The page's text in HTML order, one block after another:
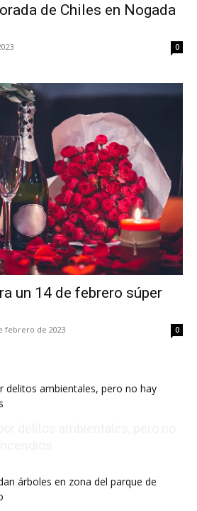
de Chiles en Nogada
0
un 14 de febrero súper
febrero de 2023 0